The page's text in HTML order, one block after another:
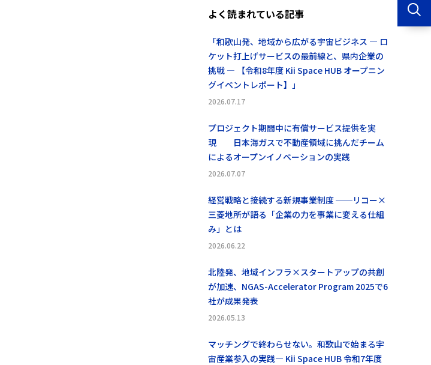
よく読まれている記事
「和歌山発、地域から広がる宇宙ビジネス ― ロ
ケット打上げサービスの最前線と、県内企業の
挑戦 ― 【令和8年度 Kii Space HUB オープニン
グイベントレポート】」
2026.07.17
プロジェクト期間中に有償サービス提供を実
現 日本海ガスで不動産領域に挑んだチーム
によるオープンイノベーションの実践
2026.07.07
経営戦略と接続する新規事業制度 ──リコー×
三菱地所が語る「企業の力を事業に変える仕組
み」とは
2026.06.22
北陸発、地域インフラ×スタートアップの共創
が加速、NGAS-Accelerator Program 2025で6
社が成果発表
2026.05.13
マッチングで終わらせない。和歌山で始まる宇
宙産業参入の実践― Kii Space HUB 令和7年度